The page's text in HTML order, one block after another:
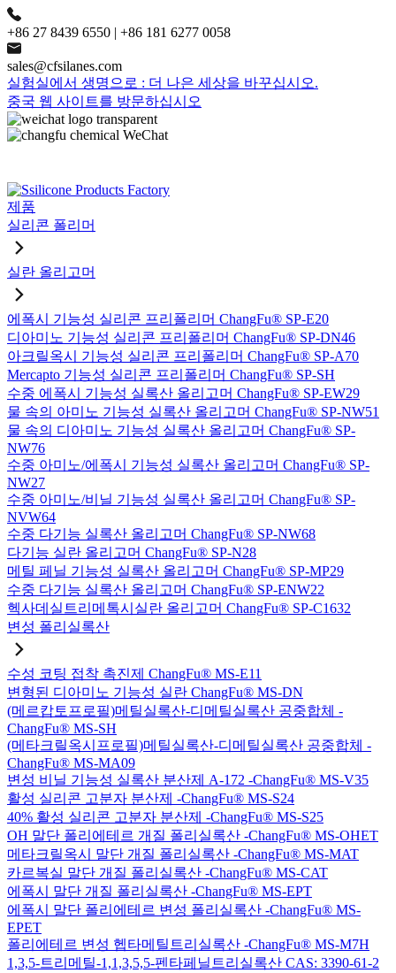
+86 27 8439 6550 | +86 181 6277 0058
sales@cfsilanes.com
실험실에서 생명으로 : 더 나은 세상을 바꾸십시오.
중국 웹 사이트를 방문하십시오
제품
실리콘 폴리머
실란 올리고머
에폭시 기능성 실리콘 프리폴리머 ChangFu® SP-E20
디아미노 기능성 실리콘 프리폴리머 ChangFu® SP-DN46
아크릴옥시 기능성 실리콘 프리폴리머 ChangFu® SP-A70
Mercapto 기능성 실리콘 프리폴리머 ChangFu® SP-SH
수중 에폭시 기능성 실록산 올리고머 ChangFu® SP-EW29
물 속의 아미노 기능성 실록산 올리고머 ChangFu® SP-NW51
물 속의 디아미노 기능성 실록산 올리고머 ChangFu® SP-
NW76
수중 아미노/에폭시 기능성 실록산 올리고머 ChangFu® SP-
NW27
수중 아미노/비닐 기능성 실록산 올리고머 ChangFu® SP-
NVW64
수중 다기능 실록산 올리고머 ChangFu® SP-NW68
다기능 실란 올리고머 ChangFu® SP-N28
메틸 페닐 기능성 실록산 올리고머 ChangFu® SP-MP29
수중 다기능 실록산 올리고머 ChangFu® SP-ENW22
헥사데실트리메톡시실란 올리고머 ChangFu® SP-C1632
변성 폴리실록산
수성 코팅 접착 촉진제 ChangFu® MS-E11
변형된 디아미노 기능성 실란 ChangFu® MS-DN
(메르캅토프로필)메틸실록산-디메틸실록산 공중합체 -
ChangFu® MS-SH
(메타크릴옥시프로필)메틸실록산-디메틸실록산 공중합체 -
ChangFu® MS-MA09
변성 비닐 기능성 실록산 분산제 A-172 -ChangFu® MS-V35
활성 실리콘 고분자 분산제 -ChangFu® MS-S24
40% 활성 실리콘 고분자 분산제 -ChangFu® MS-S25
OH 말단 폴리에테르 개질 폴리실록산 -ChangFu® MS-OHET
메타크릴옥시 말단 개질 폴리실록산 -ChangFu® MS-MAT
카르복실 말단 개질 폴리실록산 -ChangFu® MS-CAT
에폭시 말단 개질 폴리실록산 -ChangFu® MS-EPT
에폭시 말단 폴리에테르 변성 폴리실록산 -ChangFu® MS-
EPET
폴리에테르 변성 헵타메틸트리실록산 -ChangFu® MS-M7H
1,3,5-트리메틸-1,1,3,5,5-펜타페닐트리실록산 CAS: 3390-61-2